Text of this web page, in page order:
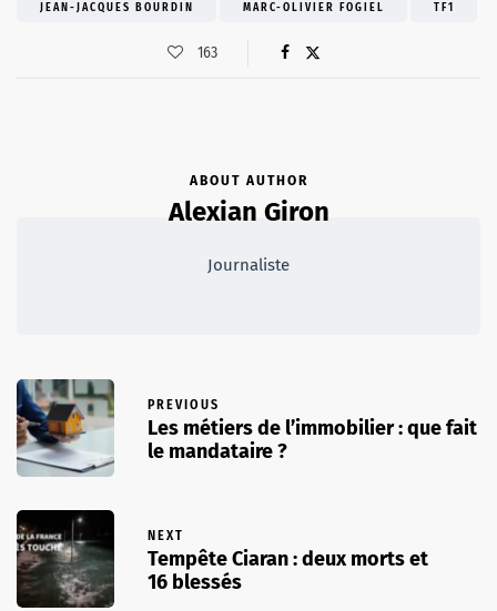
JEAN-JACQUES BOURDIN MARC-OLIVIER FOGIEL TF1
163
ABOUT AUTHOR
Alexian Giron
Journaliste
PREVIOUS
Les métiers de l’immobilier : que fait
le mandataire ?
NEXT
Tempête Ciaran : deux morts et
16 blessés